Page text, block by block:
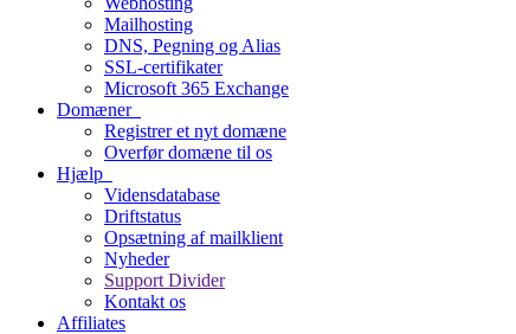
Mailhosting
DNS, Pegning og Alias
SSL-certifikater
Microsoft 365 Exchange
Domæner
Registrer et nyt domæne
Overfør domæne til os
Hjælp
Vidensdatabase
Driftstatus
Opsætning af mailklient
Nyheder
Support Divider
Kontakt os
Affiliates